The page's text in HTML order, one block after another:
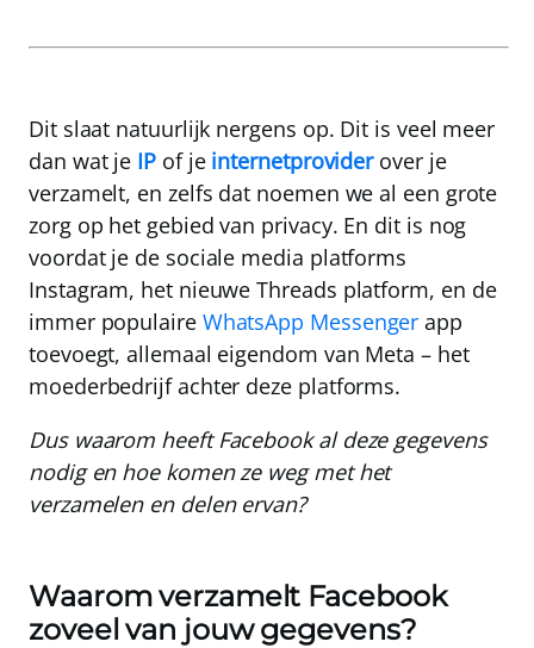
Dit slaat natuurlijk nergens op. Dit is veel meer
dan wat je IPof je internetproviderover je
verzamelt, en zelfs dat noemen we al een grote
zorg op het gebied van privacy. En dit is nog
voordat je de sociale media platforms
Instagram, het nieuweThreads platform, en de
immer populaire WhatsApp Messenger app
toevoegt, allemaal eigendom van Meta – het
moederbedrijf achter deze platforms.
Dus waarom heeft Facebook al deze gegevens
nodig en hoe komen ze weg met het
verzamelen en delen ervan?
Waarom verzamelt Facebook
zoveel van jouw gegevens?